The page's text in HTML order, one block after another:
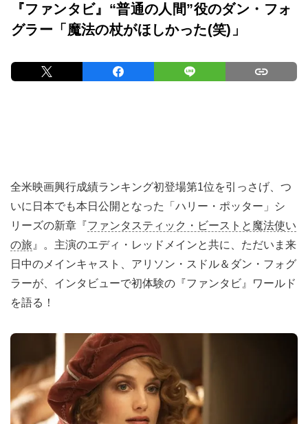
『ファンタビ』“普通の人間”役のダン・フォ
グラー「魔法の杖がほしかった(笑)」
全米映画興行成績ランキング初登場第1位を引っさげ、つ
いに日本でも本日公開となった「ハリー・ポッター」シ
リーズの新章『ファンタスティック・ビーストと魔法使い
の旅 』。主演のエディ・レッドメインと共に、ただいま来
日中のメインキャスト、アリソン・スドル＆ダン・フォグ
ラーが、インタビューで初体験の『ファンタビ』ワールド
を語る！